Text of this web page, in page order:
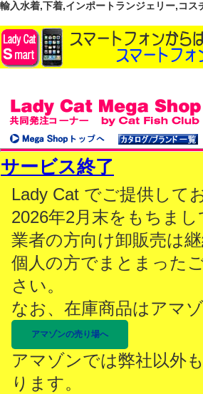
輸入水着,下着,インポートランジェリー,コ
サービス終了
Lady Cat でご提供して
2026年2月末をもちま
業者の方向け卸販売は
個人の方でまとまった
さい。
なお、在庫商品はアマ
アマゾンの売り場へ
アマゾンでは弊社以外
ります。